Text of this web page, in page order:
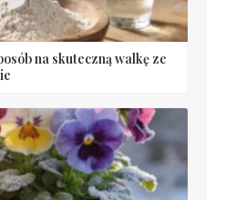
na skuteczną walkę ze